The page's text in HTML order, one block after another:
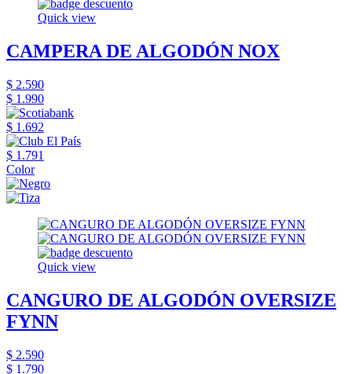
Quick view
CAMPERA DE ALGODÓN NOX
$ 2.590
$ 1.990
$ 1.692
$ 1.791
Color
Quick view
CANGURO DE ALGODÓN OVERSIZE
FYNN
$ 2.590
$ 1.790